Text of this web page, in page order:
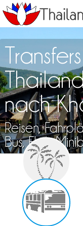
nach
Reisen,
Bus, Flug,